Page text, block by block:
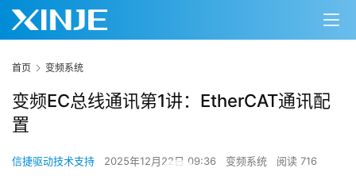
首页 变频系统
变频EC总线通讯第1讲：EtherCAT通讯配
置
信捷驱动技术支持 2025年12月22日 09:36 变频系统 阅读 716